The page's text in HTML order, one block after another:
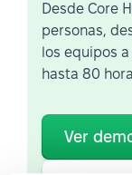
Desde Core
personas,
los equipos
hasta 80
Ver